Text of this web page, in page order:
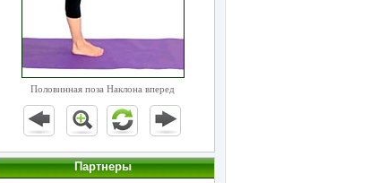
Половинная поза Наклона вперед
Партнеры